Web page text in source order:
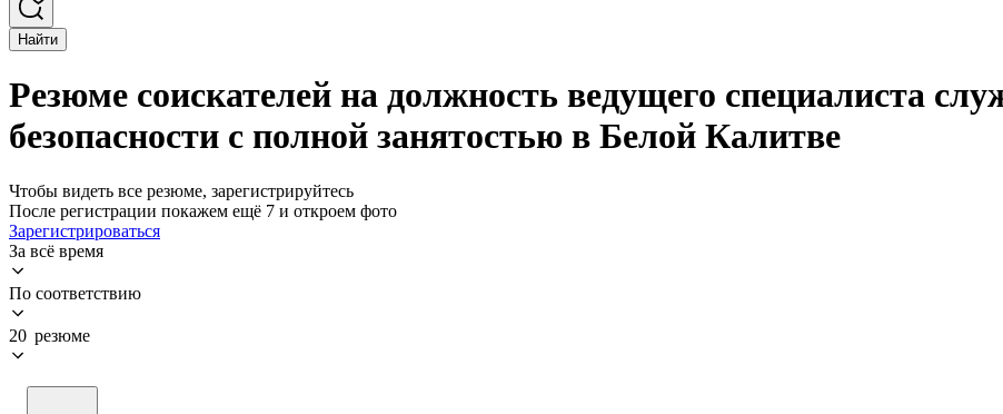
Найти
Резюме соискателей на должность ведущего специалиста
безопасности с полной занятостью в Белой Калитве
Чтобы видеть все резюме, зарегистрируйтесь
После регистрации покажем ещё 7 и откроем фото
Зарегистрироваться
За всё время
По соответствию
20 резюме